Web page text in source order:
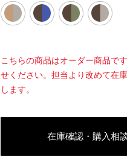
こちらの商品はオーダー商品で
せください。担当より改めて在
します。
在庫確認・購入相